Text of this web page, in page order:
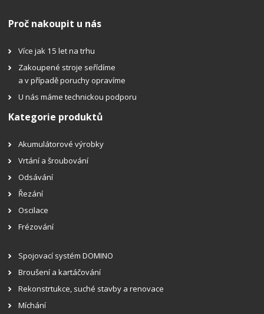
Proč nakoupit u nás
Více jak 15 let na trhu
Zakoupené stroje seřídíme
a v případě poruchy opravíme
U nás máme technickou podporu
Kategorie produktů
Akumulátorové výrobky
Vrtání a šroubování
Odsávání
Řezání
Oscilace
Frézování
Spojovací systém DOMINO
Broušení a kartáčování
Rekonstrtukce, suché stavby a renovace
Míchání